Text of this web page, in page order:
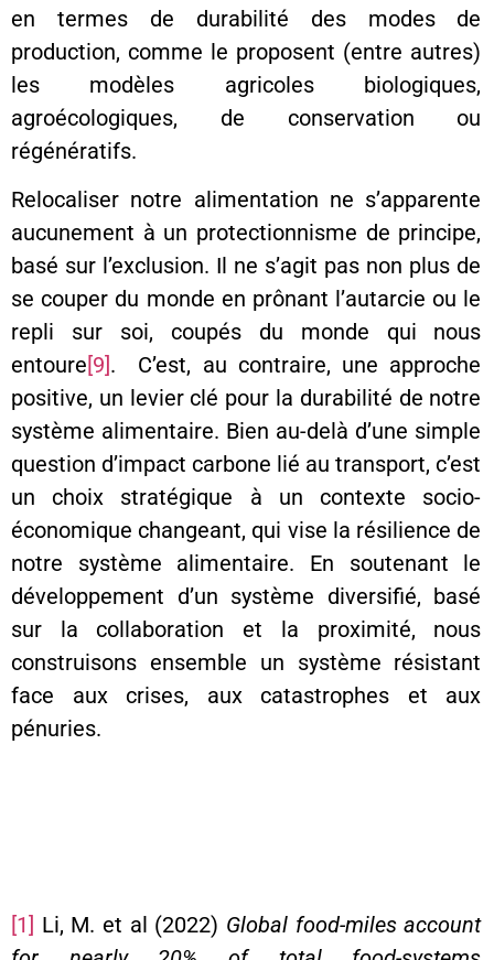
en termes de durabilité des modes de
production, comme le proposent (entre autres)
les modèles agricoles biologiques,
agroécologiques, de conservation ou
régénératifs.
Relocaliser notre alimentation ne s’apparente
aucunement à un protectionnisme de principe,
basé sur l’exclusion. Il ne s’agit pas non plus de
se couper du monde en prônant l’autarcie ou le
repli sur soi, coupés du monde qui nous
entoure[9]. C’est, au contraire, une approche
positive, un levier clé pour la durabilité de notre
système alimentaire. Bien au-delà d’une simple
question d’impact carbone lié au transport, c’est
un choix stratégique à un contexte socio-
économique changeant, qui vise la résilience de
notre système alimentaire. En soutenant le
développement d’un système diversifié, basé
sur la collaboration et la proximité, nous
construisons ensemble un système résistant
face aux crises, aux catastrophes et aux
pénuries.
[1] Li, M. et al (2022) Global food-miles account